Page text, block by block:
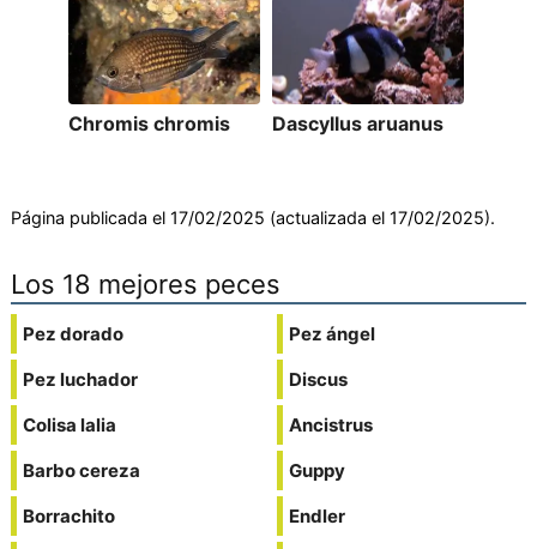
Chromis chromis Dascyllus aruanus
Página publicada el 17/02/2025 (actualizada el 17/02/2025).
Los 18 mejores peces
Pez dorado
Pez luchador
Colisa lalia
Barbo cereza
Borrachito
Pez ángel
Discus
Ancistrus
Guppy
Endler